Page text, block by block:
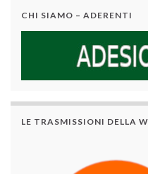
CHI SIAMO – ADERENTI
LE TRASMISSIONI DELLA